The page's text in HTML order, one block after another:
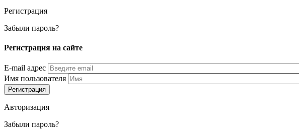
Регистрация
Забыли пароль?
Регистрация на сайте
E-mail адрес
Имя пользователя
Авторизация
Забыли пароль?